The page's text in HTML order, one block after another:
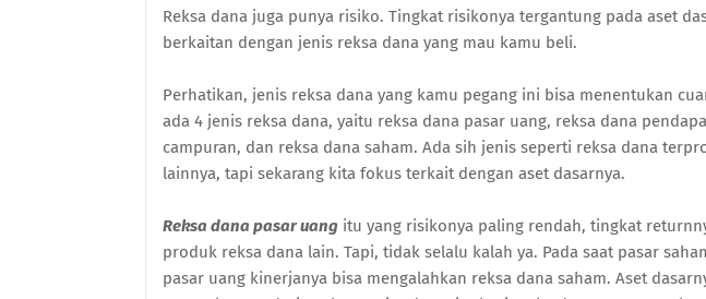
Reksa dana juga punya risiko. Tingkat risikonya tergantung pada aset
berkaitan dengan jenis reksa dana yang mau kamu beli.
Perhatikan, jenis reksa dana yang kamu pegang ini bisa menentukan
ada 4 jenis reksa dana, yaitu reksa dana pasar uang, reksa dana
campuran, dan reksa dana saham. Ada sih jenis seperti reksa dana
lainnya, tapi sekarang kita fokus terkait dengan aset dasarnya.
Reksa dana pasar uang itu yang risikonya paling rendah, tingkat
produk reksa dana lain. Tapi, tidak selalu kalah ya. Pada saat pasar
pasar uang kinerjanya bisa mengalahkan reksa dana saham. Aset